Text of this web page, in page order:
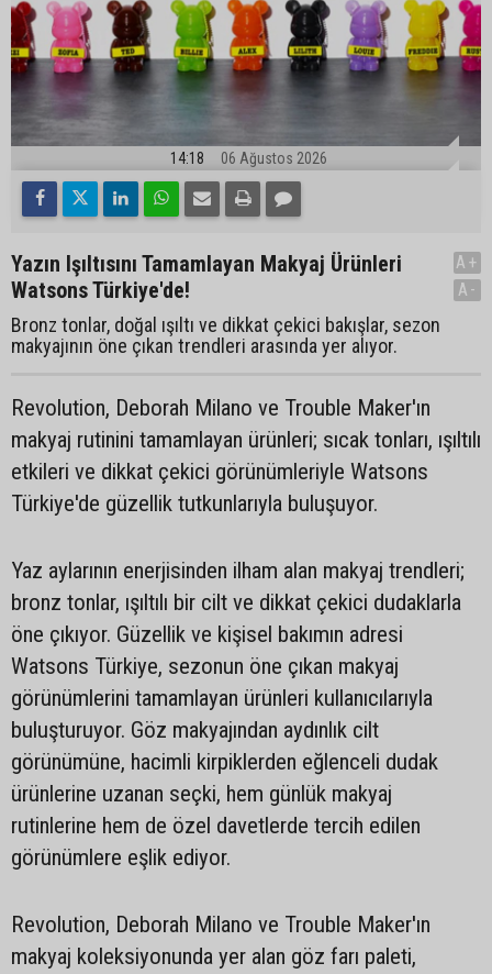
14:18 06 Ağustos 2026
Yazın Işıltısını Tamamlayan Makyaj Ürünleri
Watsons Türkiye'de!
Bronz tonlar, doğal ışıltı ve dikkat çekici bakışlar, sezon
makyajının öne çıkan trendleri arasında yer alıyor.
A+
A-
Revolution, Deborah Milano ve Trouble Maker'ın
makyaj rutinini tamamlayan ürünleri; sıcak tonları, ışıltılı
etkileri ve dikkat çekici görünümleriyle Watsons
Türkiye'de güzellik tutkunlarıyla buluşuyor.
Yaz aylarının enerjisinden ilham alan makyaj trendleri;
bronz tonlar, ışıltılı bir cilt ve dikkat çekici dudaklarla
öne çıkıyor. Güzellik ve kişisel bakımın adresi
Watsons Türkiye, sezonun öne çıkan makyaj
görünümlerini tamamlayan ürünleri kullanıcılarıyla
buluşturuyor. Göz makyajından aydınlık cilt
görünümüne, hacimli kirpiklerden eğlenceli dudak
ürünlerine uzanan seçki, hem günlük makyaj
rutinlerine hem de özel davetlerde tercih edilen
görünümlere eşlik ediyor.
Revolution, Deborah Milano ve Trouble Maker'ın
makyaj koleksiyonunda yer alan göz farı paleti,